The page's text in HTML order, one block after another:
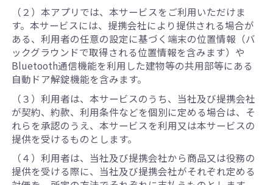
（２）本アプリでは、本サービスをご利用いただけま
す。本サービスには、提携会社により提供される場合が
ある、利用者の任意の設定に基づく端末の位置情報（バ
ックグラウンドで取得される位置情報を含みます）や
Bluetooth通信機能を利用した建物等の共用部等にある
自動ドア解錠機能を含みます。
（３）利用者は、本サービスのうち、当社及び提携会社
が契約、約款、利用条件などを個別に定める場合は、そ
れらを承認のうえ、本サービスを利用又は本サービスの
提供を受けるものとします。
（４）利用者は、当社及び提携会社から商品又は役務の
提供を受ける際に、当社及び提携会社がそれぞれ定める